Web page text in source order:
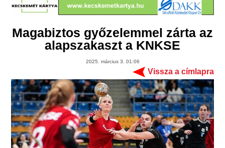
Magabiztos győzelemmel zárta az
alapszakaszt a KNKSE
2025. március 3. 01:06
Vissza a címlapra